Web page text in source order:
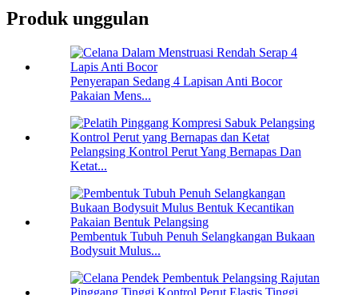
Produk unggulan
Penyerapan Sedang 4 Lapisan Anti Bocor
Pakaian Mens...
Pelangsing Kontrol Perut Yang Bernapas Dan
Ketat...
Pembentuk Tubuh Penuh Selangkangan Bukaan
Bodysuit Mulus...